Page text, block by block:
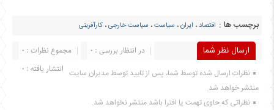
برچسب ها : اقتصاد، ایران، سیاست، سیاست خارجی، کارآفرینی
ارسال نظر شما مجموع نظرات : 0
در انتظار بررسی : 0
انتشار یافته : 0 نظرات ارسال شده توسط شما، پس از تایید توسط مدیران سایت
منتشر خواهد شد.
نظراتی که حاوی تهمت یا افترا باشد منتشر نخواهد شد.